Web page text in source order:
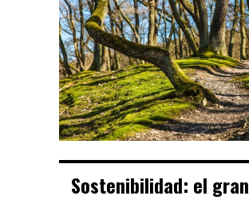
Sostenibilidad: el